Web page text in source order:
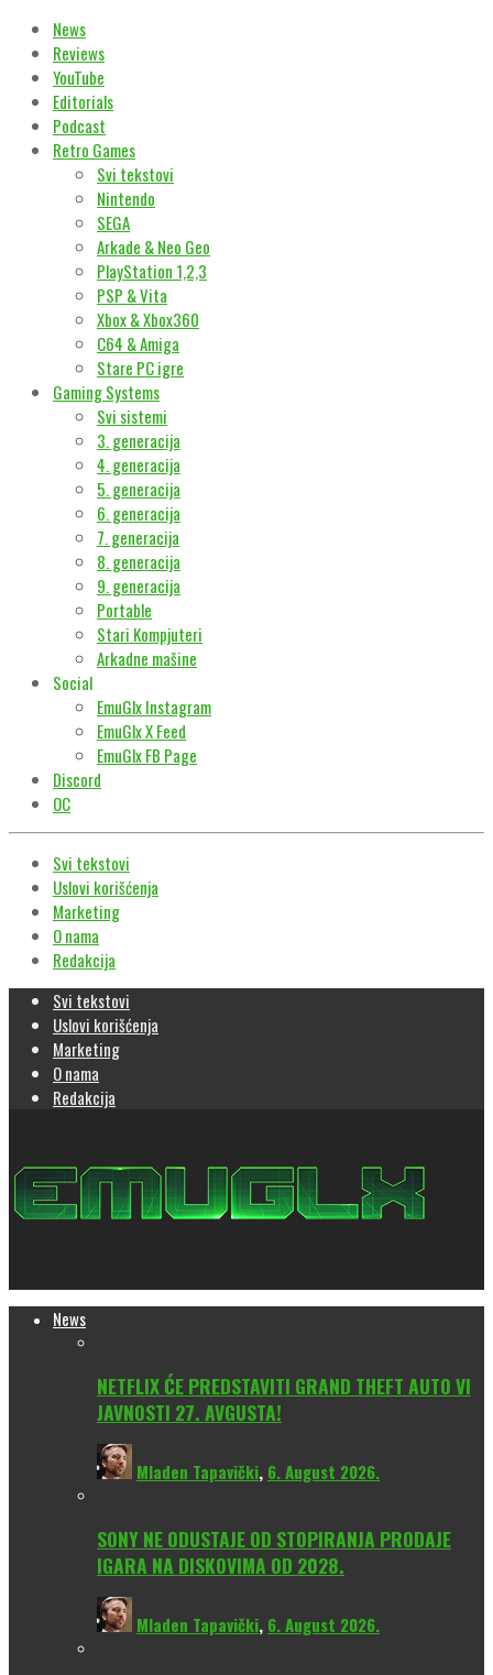
News
Reviews
YouTube
Editorials
Podcast
Retro Games
Svi tekstovi
Nintendo
SEGA
Arkade & Neo Geo
PlayStation 1,2,3
PSP & Vita
Xbox & Xbox360
C64 & Amiga
Stare PC igre
Gaming Systems
Svi sistemi
3. generacija
4. generacija
5. generacija
6. generacija
7. generacija
8. generacija
9. generacija
Portable
Stari Kompjuteri
Arkadne mašine
Social
EmuGlx Instagram
EmuGlx X Feed
EmuGlx FB Page
Discord
OC
Svi tekstovi
Uslovi korišćenja
Marketing
O nama
Redakcija
Svi tekstovi
Uslovi korišćenja
Marketing
O nama
Redakcija
News
NETFLIX ĆE PREDSTAVITI GRAND THEFT AUTO VI
JAVNOSTI 27. AVGUSTA!
Mladen Tapavički, 6. August 2026.
SONY NE ODUSTAJE OD STOPIRANJA PRODAJE
IGARA NA DISKOVIMA OD 2028.
Mladen Tapavički, 6. August 2026.